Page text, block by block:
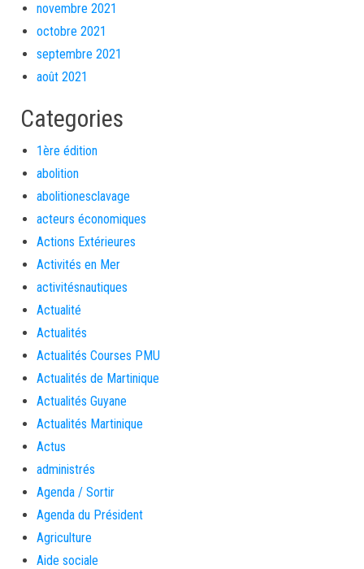
novembre 2021
octobre 2021
septembre 2021
août 2021
Categories
1ère édition
abolition
abolitionesclavage
acteurs économiques
Actions Extérieures
Activités en Mer
activitésnautiques
Actualité
Actualités
Actualités Courses PMU
Actualités de Martinique
Actualités Guyane
Actualités Martinique
Actus
administrés
Agenda / Sortir
Agenda du Président
Agriculture
Aide sociale